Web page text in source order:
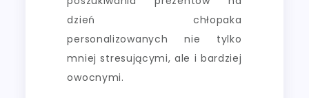
dzień chłopaka
personalizowanych nie tylko
mniej stresującymi, ale i bardziej
owocnymi.